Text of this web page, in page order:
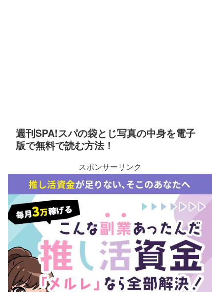
週刊SPA!スパの袋とじ写真の中身を電子
版で無料で読む方法！
スポンサーリンク